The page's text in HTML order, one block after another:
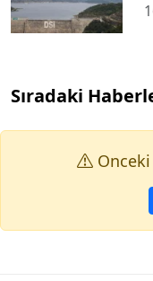
Sıradaki
Onceki